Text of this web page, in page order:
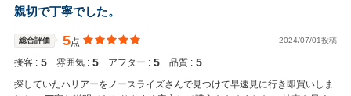
宜しくお願い致します。 車検等もやっておりますので、何かありまし
たら宜しくお願い致します。
親切で丁寧でした。
総合評価 5点 2024/07/01投稿
接客 : 5 雰囲気 : 5 アフター : 5 品質 : 5
探していたハリアーをノースライズさんで見つけて早速見に行き即買いしま